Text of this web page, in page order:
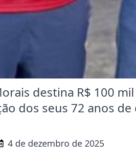
destina R$ 100
dos seus 72 anos
4 de dezembro de 2025